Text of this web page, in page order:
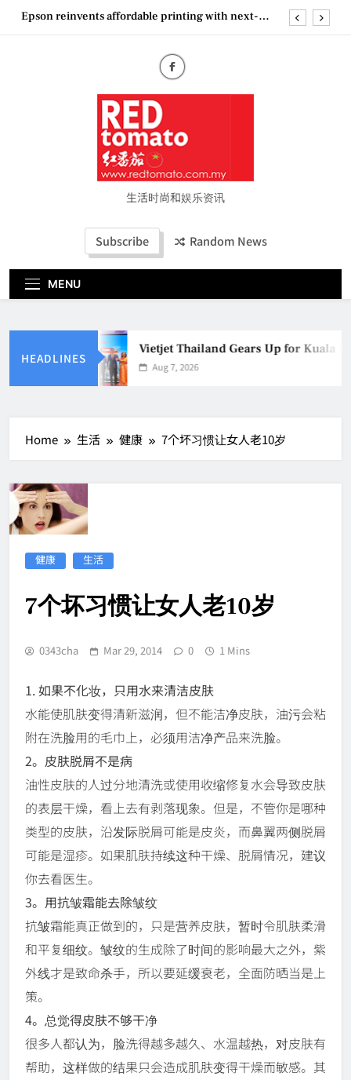
SkipEpson reinvents affordable printing with next-
“See Her Heal – 1,000 Untold Stories” 为马来西亚
妈妈提供分享剖腹产复原历程的空间
Vietjet Thailand Gears Up for Kuala Lumpur–
Bangkok Service Launch on9 October
Epson reinvents affordable printing with next-
generation EcoTank Series
Couture Fashion Week Malaysia 2026– Press
妈妈提供分享剖腹产复原历程的空间
生活时尚和娱乐资讯
Subscribe Random News
MENU
HEADLINES
Vietjet Thailand Gears Up for Kuala
Aug 7, 2026
Home 生活 健康 7个坏习惯让女人老10岁
健康 生活
7个坏习惯让女人老10岁
0343cha Mar 29, 2014 0 1 Mins
1. 如果不化妆，只用水来清洁皮肤
水能使肌肤变得清新滋润，但不能洁净皮肤，油污会粘
附在洗脸用的毛巾上，必须用洁净产品来洗脸。
2。皮肤脱屑不是病
油性皮肤的人过分地清洗或使用收缩修复水会导致皮肤
的表层干燥，看上去有剥落现象。但是，不管你是哪种
类型的皮肤，沿发际脱屑可能是皮炎，而鼻翼两侧脱屑
可能是湿疹。如果肌肤持续这种干燥、脱屑情况，建议
你去看医生。
3。用抗皱霜能去除皱纹
抗皱霜能真正做到的，只是营养皮肤，暂时令肌肤柔滑
和平复细纹。皱纹的生成除了时间的影响最大之外，紫
外线才是致命杀手，所以要延缓衰老，全面防晒当是上
策。
4。总觉得皮肤不够干净
很多人都认为，脸洗得越多越久、水温越热，对皮肤有
帮助，这样做的结果只会造成肌肤变得干燥而敏感。其